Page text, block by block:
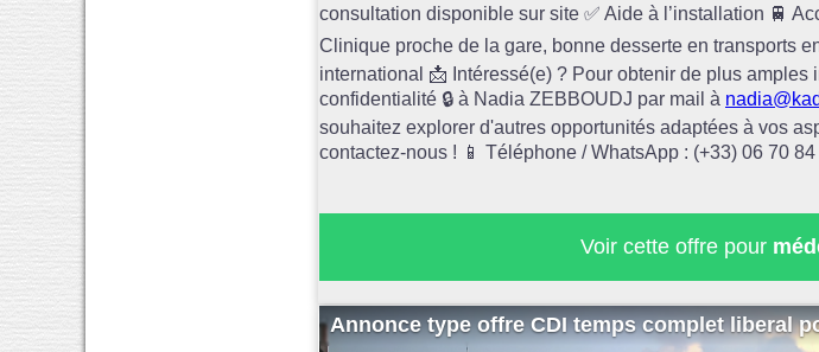
consultation disponible sur site ✅ Aide à l’installation 🚆
Clinique proche de la gare, bonne desserte en transports
international 📩 Intéressé(e) ? Pour obtenir de plus
confidentialité 🔒 à Nadia ZEBBOUDJ par mail à
souhaitez explorer d'autres opportunités adaptées à vos
contactez-nous ! 📱 Téléphone / WhatsApp : (+33) 06 70
Voir cette offre pour
Annonce type offre CDI temps complet liberal